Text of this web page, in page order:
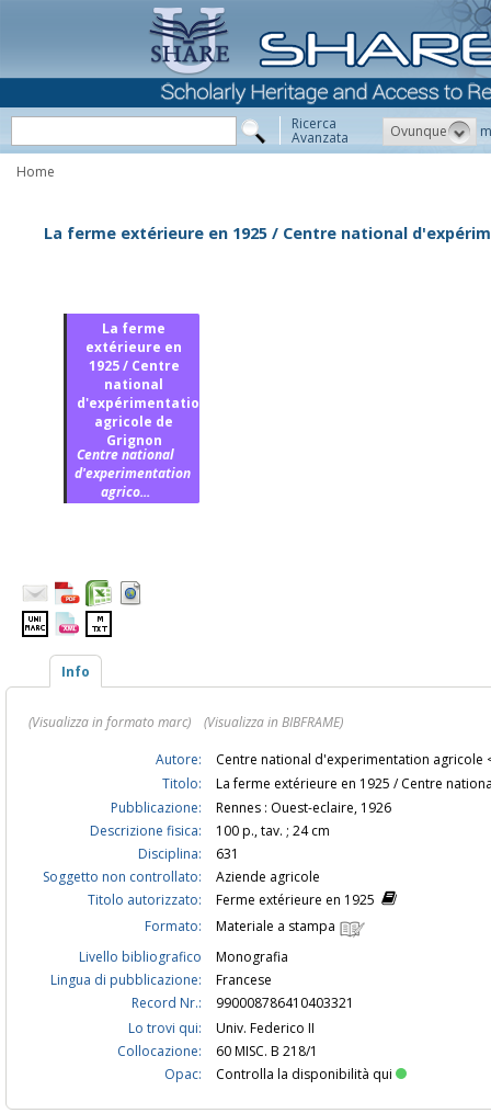
Ricerca
Avanzata Ovunque
Home
La ferme extérieure en 1925 / Centre national
La ferme
extérieure en
1925 / Centre
national
d'expérimentation
agricole de
Grignon
Centre national
d'experimentation
agrico...
Info
(Visualizza in formato marc)
(Visualizza in BIBFRAME)
Autore:
Centre national d'experimentation agricole
Titolo:
La ferme extérieure en 1925 / Centre
Pubblicazione:
Rennes : Ouest-eclaire, 1926
Descrizione fisica:
100 p., tav. ; 24 cm
Disciplina:
631
Soggetto non controllato:
Aziende agricole
Titolo autorizzato:
Ferme extérieure en 1925
Formato:
Materiale a stampa
Livello bibliografico
Monografia
Lingua di pubblicazione:
Francese
Record Nr.:
990008786410403321
Lo trovi qui:
Univ. Federico II
Collocazione:
60 MISC. B 218/1
Opac:
Controlla la disponibilità qui